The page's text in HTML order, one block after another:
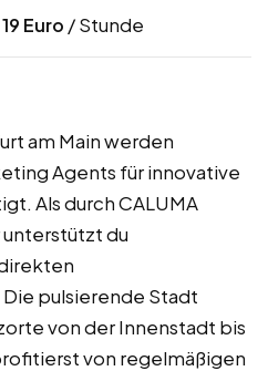
19 Euro / Stunde
am Main werden
Agents für innovative
Als durch CALUMA
du
pulsierende Stadt
von der Innenstadt bis
von regelmäßigen